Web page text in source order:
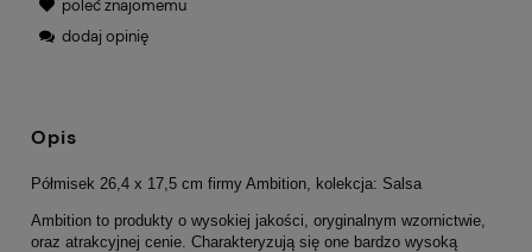
poleć znajomemu
dodaj opinię
Opis
Półmisek 26,4 x 17,5 cm firmy Ambition, kolekcja: Salsa
Ambition to produkty o wysokiej jakości, oryginalnym wzornictwie,
oraz atrakcyjnej cenie. Charakteryzują się one bardzo wysoką